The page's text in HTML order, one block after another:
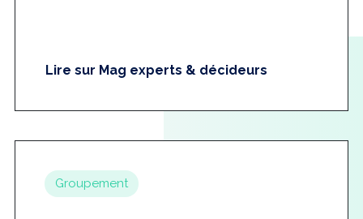
Lire sur Mag experts & décideurs
Groupement